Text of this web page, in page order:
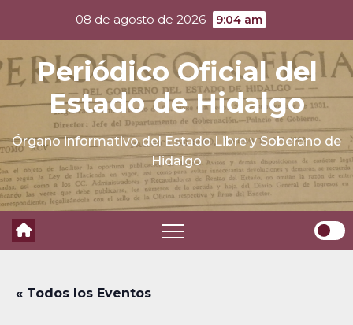
content
08 de agosto de 2026 9:04 am
Periódico Oficial del
Estado de Hidalgo
Órgano informativo del Estado Libre y Soberano de
Hidalgo
« Todos los Eventos